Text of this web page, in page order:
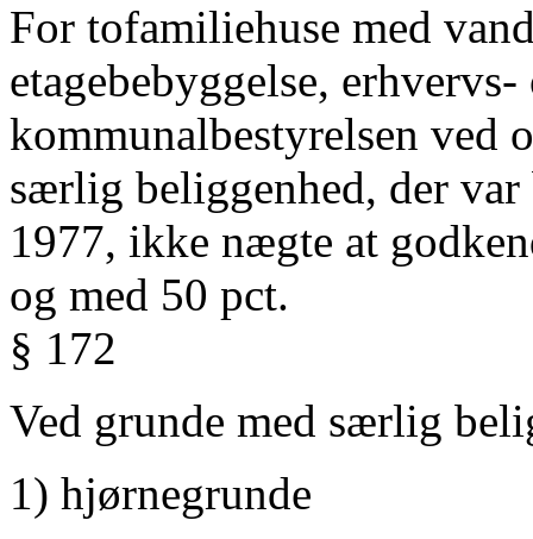
For tofamiliehuse med
etagebebyggelse,
kommunalbestyrelsen ved
særlig beliggenhed, der
1977, ikke nægte at
og med 50 pct.
§ 172
Ved grunde med særlig
1) hjørnegrunde